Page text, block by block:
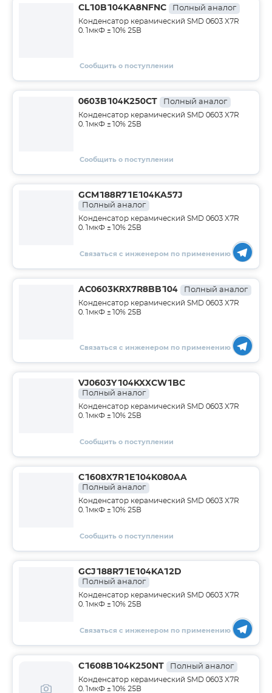
CL10B104KA8NFNC Полный аналог
Конденсатор керамический SMD 0603 X7R
0.1мкФ ±10% 25В
Сообщить о поступлении
0603B104K250CT Полный аналог
Конденсатор керамический SMD 0603 X7R
0.1мкФ ±10% 25В
Сообщить о поступлении
GCM188R71E104KA57J
Полный аналог
Конденсатор керамический SMD 0603 X7R
0.1мкФ ±10% 25В
Связаться с инженером по применению
AC0603KRX7R8BB104 Полный аналог
Конденсатор керамический SMD 0603 X7R
0.1мкФ ±10% 25В
Связаться с инженером по применению
VJ0603Y104KXXCW1BC
Полный аналог
Конденсатор керамический SMD 0603 X7R
0.1мкФ ±10% 25В
Сообщить о поступлении
C1608X7R1E104K080AA
Полный аналог
Конденсатор керамический SMD 0603 X7R
0.1мкФ ±10% 25В
Сообщить о поступлении
GCJ188R71E104KA12D
Полный аналог
Конденсатор керамический SMD 0603 X7R
0.1мкФ ±10% 25В
Связаться с инженером по применению
C1608B104K250NT Полный аналог
Конденсатор керамический SMD 0603 X7R
0.1мкФ ±10% 25В